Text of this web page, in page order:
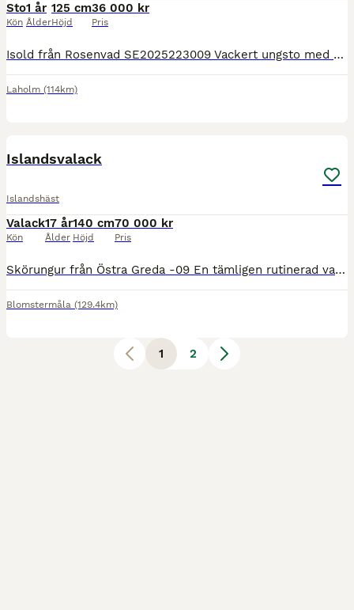
Sto
Kön
1 år
Ålder
125 cm
Höjd
36 000 kr
Pris
Isold från Rosenvad SE2025223009 Vackert ungsto med mycket man och svans. Blir stor. Rör sig trevligt och visar fem gångarter. Mycket trevligt lynne!
Laholm (114km)
Islandsvalack
Islandshäst
Valack
Kön
17 år
Ålder
140 cm
Höjd
70 000 kr
Pris
Skörungur från Östra Greda -09 En tämligen rutinerad valack med ”the looks”. En häst som passar dig som gillar fart och fläkt. Skörungur älskar att visa upp sig , han är riden på GK sm med senior,
Blomstermåla (129.4km)
1 2